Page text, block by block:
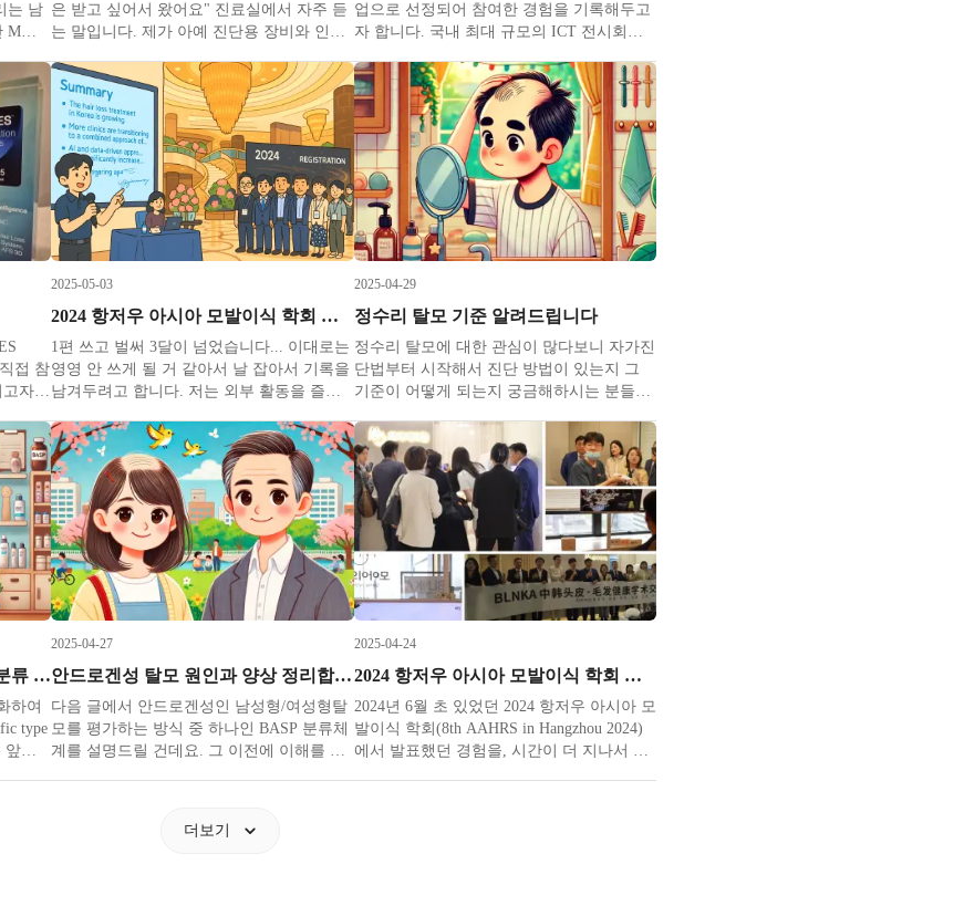
는 남
M자
M자
다.
이는
은 받고 싶어서 왔어요" 진료실에서 자주 듣
는 말입니다. 제가 아예 진단용 장비와 인공
한 진단을 원하신다고 오시는 분들이 많으십
니다. 하지만 정수리 탈모는 생각보다 시작
이 많이 빠를 수 있습니다. 안드로겐성 정수
리는 빠르면 이미 10대 후반부터
업으로 선정되어 참여한 경험을 기록해두고
자 합니다. 국내 최대 규모의 ICT 전시회인
스에서 개최되었습니다. 이번 행사에서 모아
이의원 진료 경험을 바탕으로 제가 직접 직
접 개발한 탈모진단기기 AFS3D 체험부스를
접 참
고자
계에
박람
의 줄
2025-05-03
2024 항저우 아시아 모발이식 학회 발표기 (2) | 탈모치료의 현재와 미래
1편 쓰고 벌써 3달이 넘었습니다... 이대로는
영영 안 쓰게 될 거 같아서 날 잡아서 기록을
남겨두려고 합니다. 저는 외부 활동을 즐기
우여곡절 끝에 결국 발표하기로 하고 항저우
로 항했습니다. 원래 항저우 하면 서호(west
lake)라서 여기를 꼭 봐야한다는데 학회장 구
경과 발표만
2025-04-29
정수리 탈모 기준 알려드립니다
정수리 탈모에 대한 관심이 많다보니 자가진
단법부터 시작해서 진단 방법이 있는지 그
기준이 어떻게 되는지 궁금해하시는 분들이
을까요? 의학은 정의와 통계의 학문입니다.
끊임없이 정의를 내리고 그걸 시대에 맞게
재정립하며 정의에 따라 논문이라는 형태로
통계를 내면서 접근합니다. 당연히도
남성형 여성형 탈모 단계 BASP 분류 알아봅시다
하여
type
앞머
2025-04-27
안드로겐성 탈모 원인과 양상 정리합니다
다음 글에서 안드로겐성인 남성형/여성형탈
모를 평가하는 방식 중 하나인 BASP 분류체
계를 설명드릴 건데요. 그 이전에 이해를 돕
드렸는데요, 탈모(脫毛; 벗을 탈 (脫) 털 모
2025-04-24
2024 항저우 아시아 모발이식 학회 발표기 (1) | 모아이의원 견학
2024년 6월 초 있었던 2024 항저우 아시아 모
발이식 학회(8th AAHRS in Hangzhou 2024)
에서 발표했던 경험을, 시간이 더 지나서 기
더보기